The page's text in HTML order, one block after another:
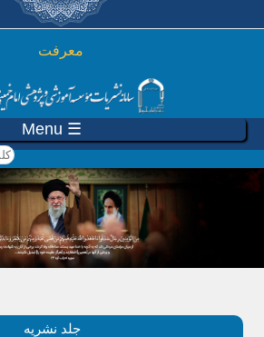
رفتن به محتوای اصلی
معرفت
☰ Menu
جلد نشریه